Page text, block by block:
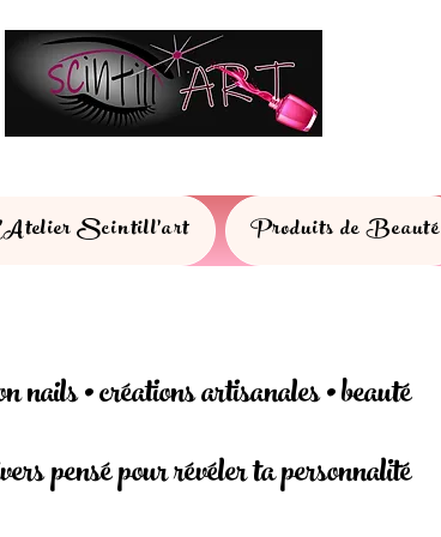
Scintill'art Produits de Beauté
nails • créations artisanales • beauté
pensé pour révéler ta personnalité